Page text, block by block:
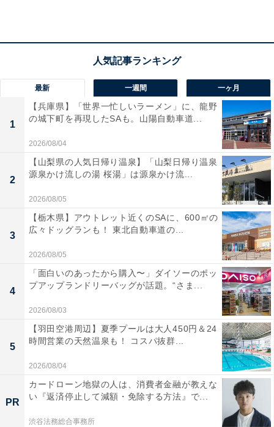
交通手段：JR岐阜駅より路線バスで約20分／東海環状自
動車道 山県ICより約20分
大人1名（参考価格）：1万5950円
※料金は公式Webサイト参考価格
※プラン・部屋により価格は変動します
チェックイン・チェックアウト
チェックイン：15:00
チェックアウト：10:00
※プランにより時間が異なる可能性があります
あわせて読みたい
【岐阜県の人気ホテル】「鵜匠の家 すぎ山」
は長良川の絶景と鵜飼の伝統を堪能できる宿
最新 一週間 一ヶ月
1
【兵庫県】「世界一忙しいラーメン」に、龍野
の城下町を再現したSAも。山陽自動車道...
2026/08/04
2
【山梨県の人気日帰り温泉】「山梨日帰り温泉
源泉かけ流しの湯 桜湯」は源泉かけ流...
2026/08/05
3
【栃木県】アウトレット近くのSAに、600㎡の
広々ドッグランも！ 東北自動車道の...
2026/08/05
4
「面白いのあったから購入〜」ダイソーのポッ
プアップランドリーバッグが話題。“さま...
2026/08/03
5
【羽田空港周辺】夏季プールは大人450円＆24
時間営業の天然温泉も！ コスパ抜群...
2026/08/04
PR
カードローン地獄の人は、消費者金融が教えな
い『返済停止して減額・免除する方法』で...
渋谷法務総合事務所